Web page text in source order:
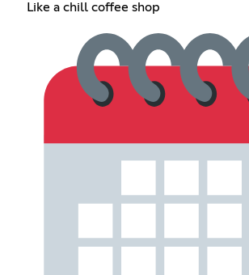
Like a chill coffee shop